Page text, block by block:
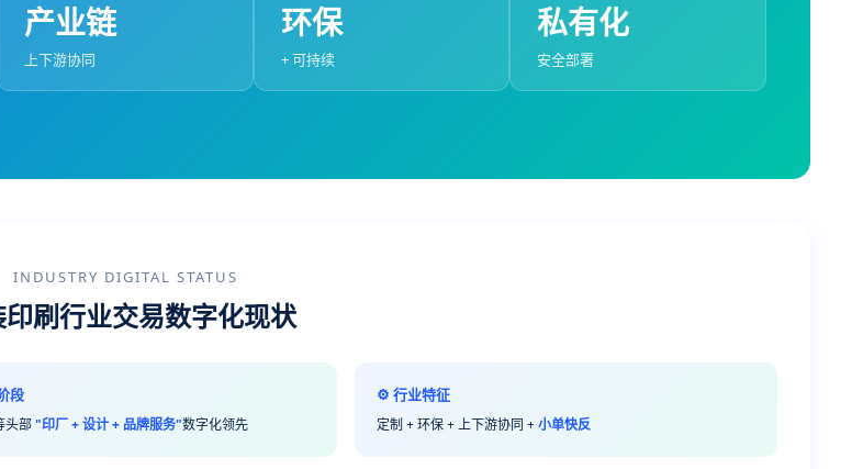
产业链
上下游协同
环保
+ 可持续
私有化
安全部署
INDUSTRY DIGITAL STATUS
刷行业交易数字化现状
段
头部"印厂 + 设计 + 品牌服务"数字化领先
⚙️ 行业特征
定制 + 环保 + 上下游协同 +小单快反